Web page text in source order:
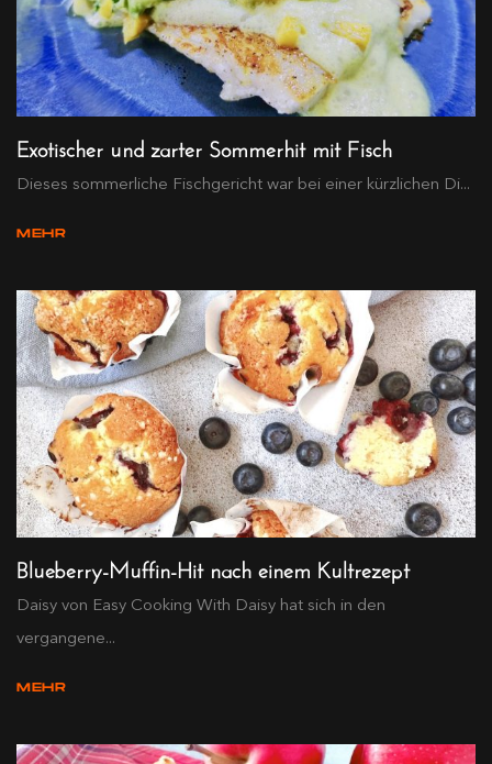
Exotischer und zarter Sommerhit mit Fisch
Dieses sommerliche Fischgericht war bei einer kürzlichen Di...
MEHR
Blueberry-Muffin-Hit nach einem Kultrezept
Daisy von Easy Cooking With Daisy hat sich in den
vergangene...
MEHR